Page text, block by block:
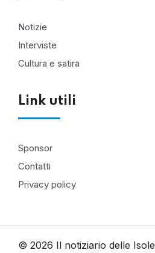
Notizie
Interviste
Cultura e satira
Link utili
Sponsor
Contatti
Privacy policy
© 2026 Il notiziario delle